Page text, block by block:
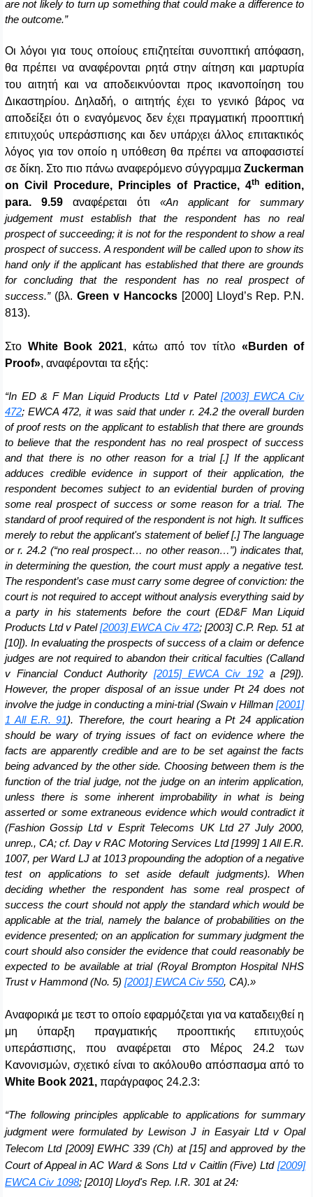
are not likely to turn up something that could make a difference to
the outcome.”
Oι λόγοι για τους οποίους επιζητείται συνοπτική απόφαση,
θα πρέπει να αναφέρονται ρητά στην αίτηση και μαρτυρία
του αιτητή και να αποδεικνύονται προς ικανοποίηση του
Δικαστηρίου. Δηλαδή, ο αιτητής έχει το γενικό βάρος να
αποδείξει ότι ο εναγόμενος δεν έχει πραγματική προοπτική
επιτυχούς υπεράσπισης και δεν υπάρχει άλλος επιτακτικός
λόγος για τον οποίο η υπόθεση θα πρέπει να αποφασιστεί
σε δίκη. Στο πιο πάνω αναφερόμενο σύγγραμμα Zuckerman
on Civil Procedure, Principles of Practice, 4th edition,
para. 9.59αναφέρεται ότι
«An applicant for summary
judgement must establish that the respondent has no real
prospect of succeeding; it is not for the respondent to show a real
prospect of success. A respondent will be called upon to show its
hand only if the applicant has established that there are grounds
for concluding that the respondent has no real prospect of
success.”(βλ. Green v Hancocks[2000] Lloyd’s Rep. P.N.
813).
Στο White Book 2021, κάτω από τον τίτλο «Burden of
Proof», αναφέρονται τα εξής:
“In ED & F Man Liquid Products Ltd v Patel[2003] EWCA Civ
472; EWCA 472, it was said that under r. 24.2 the overall burden
of proof rests on the applicant to establish that there are grounds
to believe that the respondent has no real prospect of success
and that there is no other reason for a trial [.] If the applicant
adduces credible evidence in support of their application, the
respondent becomes subject to an evidential burden of proving
some real prospect of success or some reason for a trial. The
standard of proof required of the respondent is not high. It suffices
merely to rebut the applicant's statement of belief [.] The language
or r. 24.2 (“no real prospect… no other reason…”) indicates that,
in determining the question, the court must apply a negative test.
The respondent’s case must carry some degree of conviction: the
court is not required to accept without analysis everything said by
a party in his statements before the court (ED&F Man Liquid
Products Ltd v Patel[2003] EWCA Civ 472; [2003] C.P. Rep. 51 at
[10]). In evaluating the prospects of success of a claim or defence
judges are not required to abandon their critical faculties (Calland
v Financial Conduct Authority[2015] EWCA Civ 192a [29]).
However, the proper disposal of an issue under Pt 24 does not
involve the judge in conducting a mini-trial (Swain v Hillman[2001]
1 All E.R. 91). Therefore, the court hearing a Pt 24 application
should be wary of trying issues of fact on evidence where the
facts are apparently credible and are to be set against the facts
being advanced by the other side. Choosing between them is the
function of the trial judge, not the judge on an interim application,
unless there is some inherent improbability in what is being
asserted or some extraneous evidence which would contradict it
(Fashion Gossip Ltd v Esprit Telecoms UK Ltd 27 July 2000,
unrep., CA; cf. Day v RAC Motoring Services Ltd [1999] 1 All E.R.
1007, per Ward LJ at 1013 propounding the adoption of a negative
test on applications to setaside default judgments). When
deciding whether the respondent has some real prospect of
success the court should not apply the standard which would be
applicable at the trial, namely the balance of probabilities on the
evidence presented; on an application for summary judgment the
court should also consider the evidence that could reasonably be
expected to be available at trial (Royal Brompton Hospital NHS
Trust v Hammond (No. 5) [2001] EWCA Civ 550, CA).»
Αναφορικά με τεστ το οποίο εφαρμόζεται για να καταδειχθεί η
μη ύπαρξη πραγματικής προοπτικής επιτυχούς
υπεράσπισης, που αναφέρεται στο Μέρος 24.2 των
Κανονισμών, σχετικό είναι το ακόλουθο απόσπασμα από το
White Book 2021, παράγραφος 24.2.3:
“The following principles applicable to applications for summary
judgment were formulated by Lewison J in Easyair Ltd v Opal
Telecom Ltd [2009] EWHC 339 (Ch) at [15] and approved by the
Court of Appeal in AC Ward & Sons Ltd v Caitlin (Five) Ltd [2009]
EWCA Civ 1098; [2010] Lloyd's Rep. I.R. 301 at 24: